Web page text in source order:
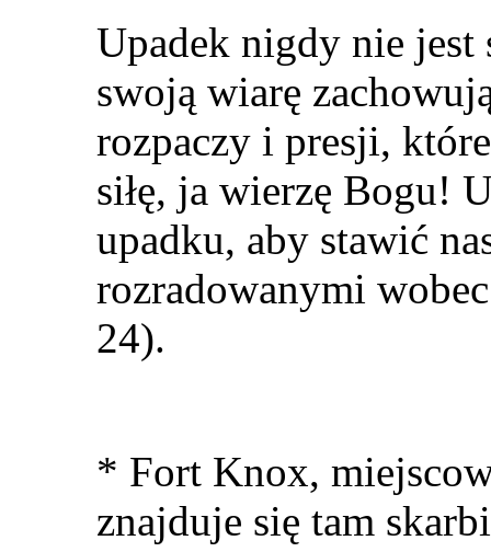
Upadek nigdy nie
swoją wiarę
rozpaczy i presji,
siłę, ja wierzę Bogu!
upadku, aby stawić
rozradowanymi
24).
* Fort Knox,
znajduje się tam